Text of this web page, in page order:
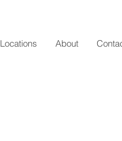
Locations About